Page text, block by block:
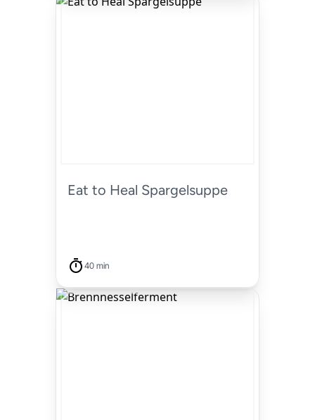
Eat to Heal Spargelsuppe
40 min